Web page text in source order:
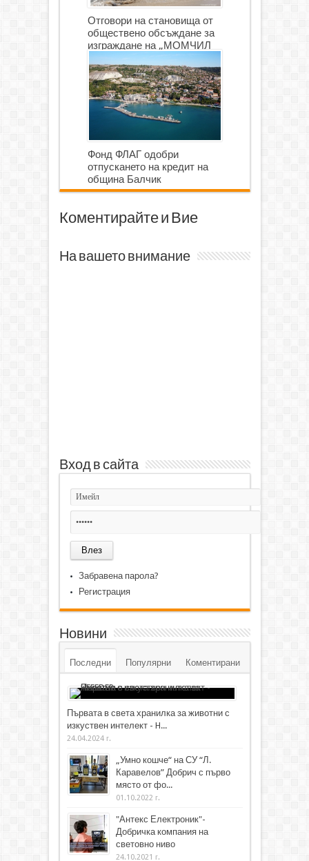
Отговори на становища от
обществено обсъждане за
изграждане на „МОМЧИЛ
ГОЛФ И ГОЛФ ИГРИЩЕ”
Фонд ФЛАГ одобри
отпускането на кредит на
община Балчик
Коментирайте и Вие
На вашето внимание
Вход в сайта
Забравена парола?
Регистрация
Новини
Последни Популярни Коментирани
Първата в света хранилка за животни с
изкуствен интелект - H...
24.04.2024 г.
„Умно кошче“ на СУ “Л.
Каравелов” Добрич с първо
място от фо...
01.10.2022 г.
"Антекс Електроник"-
Добричка компания на
световно ниво
24.10.2021 г.